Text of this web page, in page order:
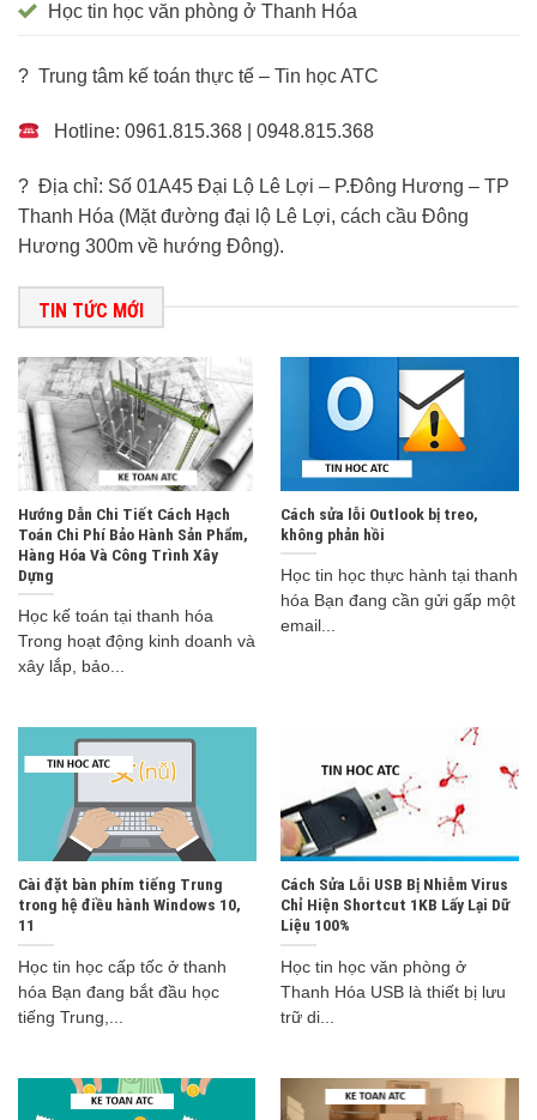
Học tin học văn phòng ở Thanh Hóa
? Trung tâm kế toán thực tế – Tin học ATC
Hotline: 0961.815.368 | 0948.815.368
? Địa chỉ: Số 01A45 Đại Lộ Lê Lợi – P.Đông Hương – TP
Thanh Hóa (Mặt đường đại lộ Lê Lợi, cách cầu Đông
Hương 300m về hướng Đông).
TIN TỨC MỚI
Hướng Dẫn Chi Tiết Cách Hạch
Toán Chi Phí Bảo Hành Sản Phẩm,
Hàng Hóa Và Công Trình Xây
Dựng
Học kế toán tại thanh hóa
Trong hoạt động kinh doanh và
xây lắp, bảo...
Cách sửa lỗi Outlook bị treo,
không phản hồi
Học tin học thực hành tại thanh
hóa Bạn đang cần gửi gấp một
email...
Cài đặt bàn phím tiếng Trung
trong hệ điều hành Windows 10,
11
Học tin học cấp tốc ở thanh
hóa Bạn đang bắt đầu học
tiếng Trung,...
Cách Sửa Lỗi USB Bị Nhiễm Virus
Chỉ Hiện Shortcut 1KB Lấy Lại Dữ
Liệu 100%
Học tin học văn phòng ở
Thanh Hóa USB là thiết bị lưu
trữ di...